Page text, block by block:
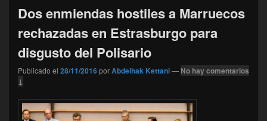
Dos enmiendas hostiles a Marruecos
rechazadas en Estrasburgo para
disgusto del Polisario
Publicado el 28/11/2016porAbdelhak Kettani— No hay comentarios
↓